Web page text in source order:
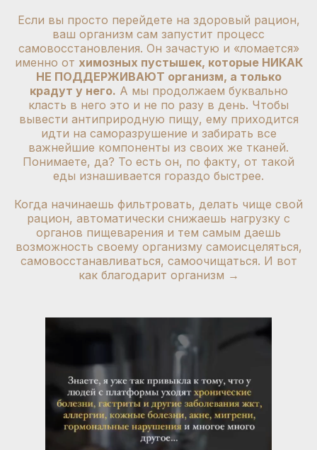
Если вы просто перейдете на здоровый рацион,
ваш организм сам запустит процесс
самовосстановления. Он зачастую и «ломается»
именно от химозных пустышек, которые НИКАК
НЕ ПОДДЕРЖИВАЮТ организм, а только
крадут у него. А мы продолжаем буквально
класть в него это и не по разу в день. Чтобы
вывести антиприродную пищу, ему приходится
идти на саморазрушение и забирать все
важнейшие компоненты из своих же тканей.
Понимаете, да? То есть он, по факту, от такой
еды изнашивается гораздо быстрее.
Когда начинаешь фильтровать, делать чище свой
рацион, автоматически снижаешь нагрузку с
органов пищеварения и тем самым даешь
возможность своему организму самоисцеляться,
самовосстанавливаться, самоочищаться. И вот
как благодарит организм →